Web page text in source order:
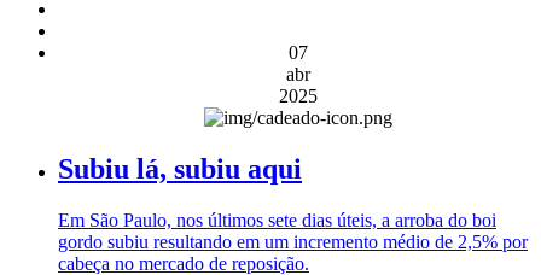
07
abr
2025
Subiu lá, subiu aqui
Em São Paulo, nos últimos sete dias úteis, a arroba do boi
gordo subiu resultando em um incremento médio de 2,5% por
cabeça no mercado de reposição.